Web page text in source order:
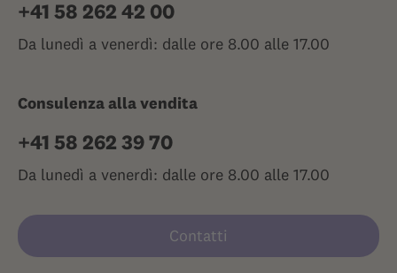
+41 58 262 42 00
Da lunedì a venerdì: dalle ore 8.00 alle 17.00
Consulenza alla vendita
+41 58 262 39 70
Da lunedì a venerdì: dalle ore 8.00 alle 17.00
Contatti